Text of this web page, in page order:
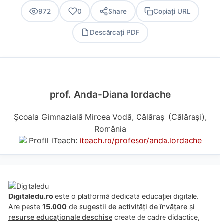
972 0 Share Copiați URL
Descărcați PDF
prof. Anda-Diana Iordache
Școala Gimnazială Mircea Vodă, Călărași (Călărași),
România
Profil iTeach: iteach.ro/profesor/anda.iordache
Digitaledu.ro este o platformă dedicată educației digitale.
Are peste 15.000 de sugestii de activități de învățare și
resurse educaționale deschise create de cadre didactice,